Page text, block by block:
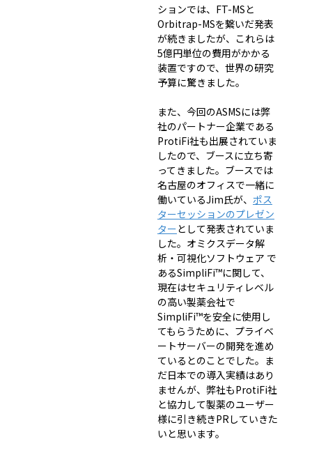
ションでは、FT-MSと
Orbitrap-MSを繋いだ発表
が続きましたが、これらは
5億円単位の費用がかかる
装置ですので、世界の研究
予算に驚きました。
また、今回のASMSには弊
社のパートナー企業である
ProtiFi社も出展されていま
したので、ブースに立ち寄
ってきました。ブースでは
名古屋のオフィスで一緒に
働いているJim氏が、 ポス
ターセッションのプレゼン
ターとして発表されていま
した。オミクスデータ解
析・可視化ソフトウェア で
あるSimpliFi™に関して、
現在はセキュリティレベル
の高い製薬会社で
SimpliFi™を安全に使用し
てもらうために、プライベ
ートサーバーの開発を進め
ているとのことでした。ま
だ日本での導入実績はあり
ませんが、弊社もProtiFi社
と協力して製薬のユーザー
様に引き続きPRしていきた
いと思います。